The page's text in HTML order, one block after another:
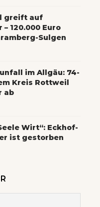
greift auf
120.000 Euro
Sulgen
im Allgäu: 74-
Kreis Rottweil
ab
Wirt“: Eckhof-
ist gestorben